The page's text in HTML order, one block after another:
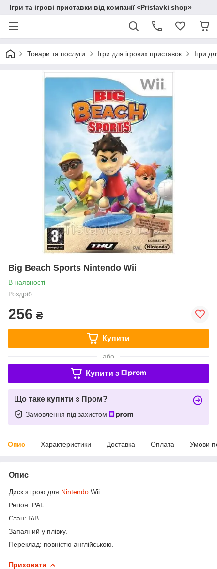
Ігри та ігрові приставки від компанії «Pristavki.shop»
Товари та послуги Ігри для ігрових приставок Ігри
Big Beach Sports Nintendo Wii
В наявності
Роздріб
256 ₴
Купити
або
Купити з
Що таке купити з Пром?
Замовлення під захистом
Опис Характеристики Доставка Оплата Умови
Опис
Диск з грою для Nintendo Wii.
Регіон: PAL.
Стан: Б\В.
Запаяний у плівку.
Переклад: повністю англійською.
Приховати